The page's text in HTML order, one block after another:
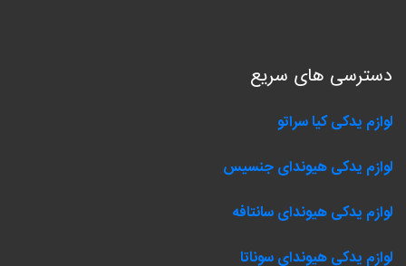
دسترسی های سریع
لوازم یدکی کیا سراتو
لوازم یدکی هیوندای جنسیس
لوازم یدکی هیوندای سانتافه
لوازم یدکی هیوندای سوناتا